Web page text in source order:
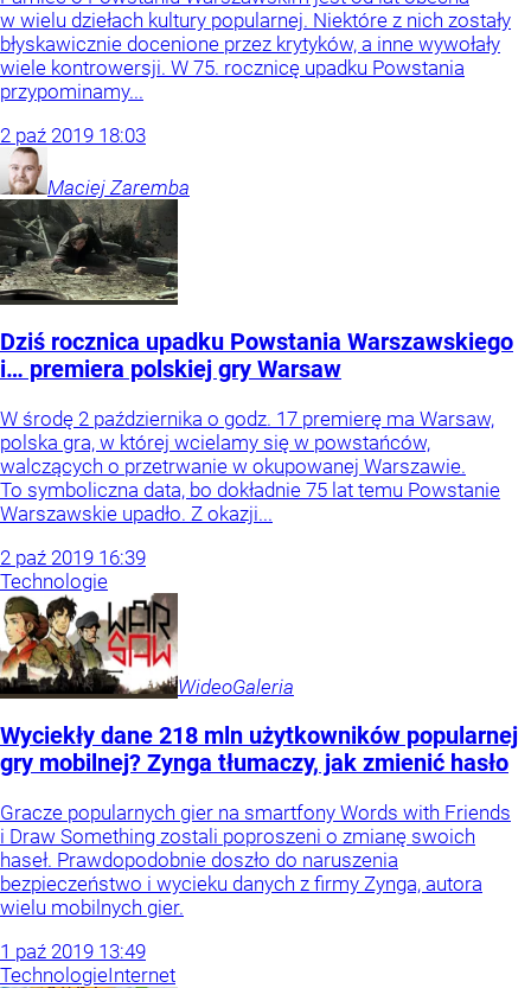
w wielu dziełach kultury popularnej. Niektóre z nich zostały
błyskawicznie docenione przez krytyków, a inne wywołały
wiele kontrowersji. W 75. rocznicę upadku Powstania
przypominamy...
2 paź 2019 18:03
Maciej Zaremba
Dziś rocznica upadku Powstania Warszawskiego
i… premiera polskiej gry Warsaw
W środę 2 października o godz. 17 premierę ma Warsaw,
polska gra, w której wcielamy się w powstańców,
walczących o przetrwanie w okupowanej Warszawie.
To symboliczna data, bo dokładnie 75 lat temu Powstanie
Warszawskie upadło. Z okazji...
2 paź 2019 16:39
Technologie
WideoGaleria
Wyciekły dane 218 mln użytkowników popularnej
gry mobilnej? Zynga tłumaczy, jak zmienić hasło
Gracze popularnych gier na smartfony Words with Friends
i Draw Something zostali poproszeni o zmianę swoich
haseł. Prawdopodobnie doszło do naruszenia
bezpieczeństwo i wycieku danych z firmy Zynga, autora
wielu mobilnych gier.
1 paź 2019 13:49
TechnologieInternet